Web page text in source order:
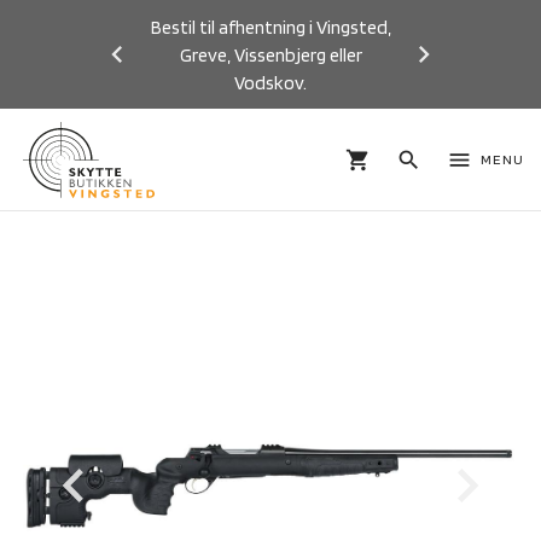
Bestil til afhentning i Vingsted,
Greve, Vissenbjerg eller
Vodskov.
Previous
shopping_cart search menu MENU